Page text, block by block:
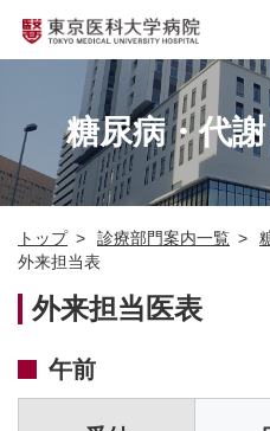
トップ
外来・入院案内
外来
入院
患者支援・相談窓口
診療部門案内
診療部門案内一覧
医師・歯科医師等情報検索
病院案内
基本情報
役割・取り組み
外部評価
医療関係の方
採用関連
その他
ENGLISH
糖尿病・代
トップ 診療部門案内一覧
外来担当表
外来担当医表
午前